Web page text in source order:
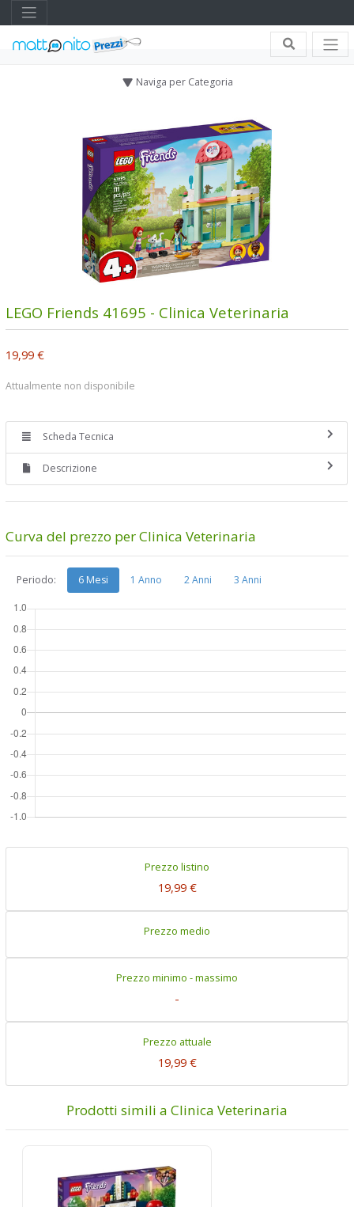
Naviga per Categoria
LEGO Friends 41695 - Clinica Veterinaria
19,99 €
Attualmente non disponibile
Scheda Tecnica
Descrizione
Curva del prezzo per Clinica Veterinaria
Periodo: 6 Mesi 1 Anno 2 Anni 3 Anni
Prezzo listino
19,99 €
Prezzo medio
Prezzo minimo - massimo
-
Prezzo attuale
19,99 €
Prodotti simili a Clinica Veterinaria